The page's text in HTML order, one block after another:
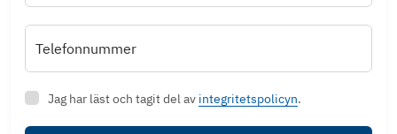
Telefonnummer
Jag har läst och tagit del av integritetspolicyn.